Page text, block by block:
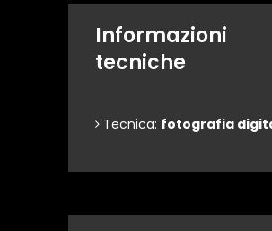
Informazioni
tecniche
Tecnica: fotografia